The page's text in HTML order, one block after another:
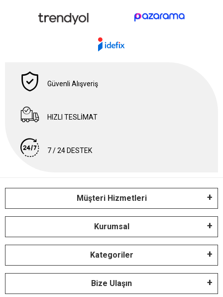
Güvenli Alışveriş
HIZLI TESLİMAT
7 / 24 DESTEK
Müşteri Hizmetleri
Kurumsal
Kategoriler
Bize Ulaşın